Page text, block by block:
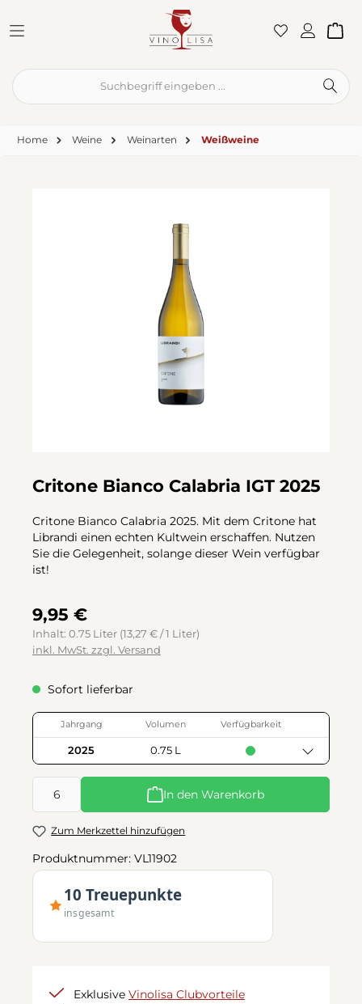
Home Weine Weinarten Weißweine
Bildergalerie überspringen
Critone Bianco Calabria IGT 2025
Critone Bianco Calabria 2025. Mit dem Critone hat
Librandi einen echten Kultwein erschaffen. Nutzen
Sie die Gelegenheit, solange dieser Wein verfügbar
ist!
9,95 €
Inhalt: 0.75 Liter (13,27 € / 1 Liter)
inkl. MwSt. zzgl. Versand
Sofort lieferbar
Jahrgang Volumen Verfügbarkeit
2025 0.75 L
Produkt Anzahl: Gib den gewünschten Wert ein oder
In den Warenkorb
Zum Merkzettel hinzufügen
Produktnummer: VL11902
10 Treuepunkte
insgesamt
Exklusive Vinolisa Clubvorteile